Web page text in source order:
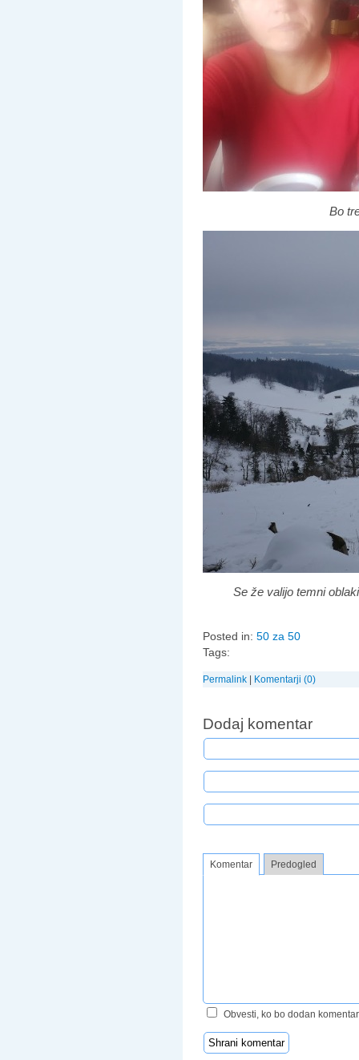
Bo
Se že valijo temni
Posted in: 50 za 50
Tags:
Permalink Komentarji (0)
Dodaj komentar
Komentar Predogled
Obvesti, ko bo dodan komentar